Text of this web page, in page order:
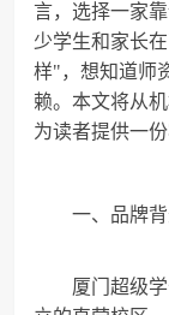
言，选择一家
少学生和家长
样"，想知道师
赖。本文将从
为读者提供一份
一、品牌
厦门超级